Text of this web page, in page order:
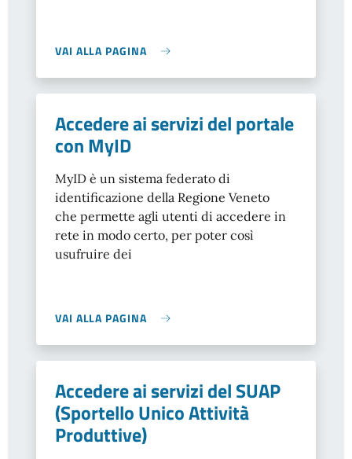
VAI ALLA PAGINA
Accedere ai servizi del portale
con MyID
MyID è un sistema federato di
identificazione della Regione Veneto
che permette agli utenti di accedere in
rete in modo certo, per poter così
usufruire dei
VAI ALLA PAGINA
Accedere ai servizi del SUAP
(Sportello Unico Attività
Produttive)